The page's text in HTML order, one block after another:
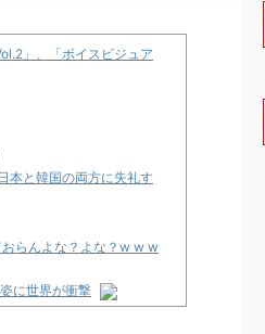
」、「ボイスビジュア
本と韓国の両方に失礼す
おらんよな？よな？w w w
に世界が衝撃